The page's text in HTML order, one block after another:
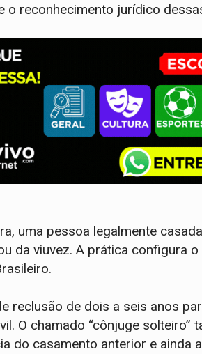
o reconhecimento jurídico
uma pessoa legalmente
da viuvez. A prática configura
reclusão de dois a seis anos
O chamado “cônjuge
do casamento anterior e ainda